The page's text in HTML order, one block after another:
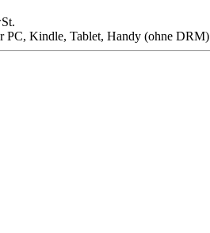
PC, Kindle, Tablet, Handy (ohne DRM)